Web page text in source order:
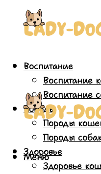
Воспитание
Воспитание
Воспитание
Породы
Породы
Породы
Здоровье
Здоровье
Меню